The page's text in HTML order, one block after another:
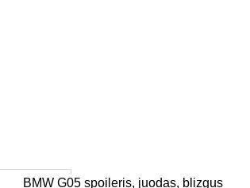
1–3 d. d.
Į KREPŠELĮ
BMW G05 spoileris, juodas, blizgus